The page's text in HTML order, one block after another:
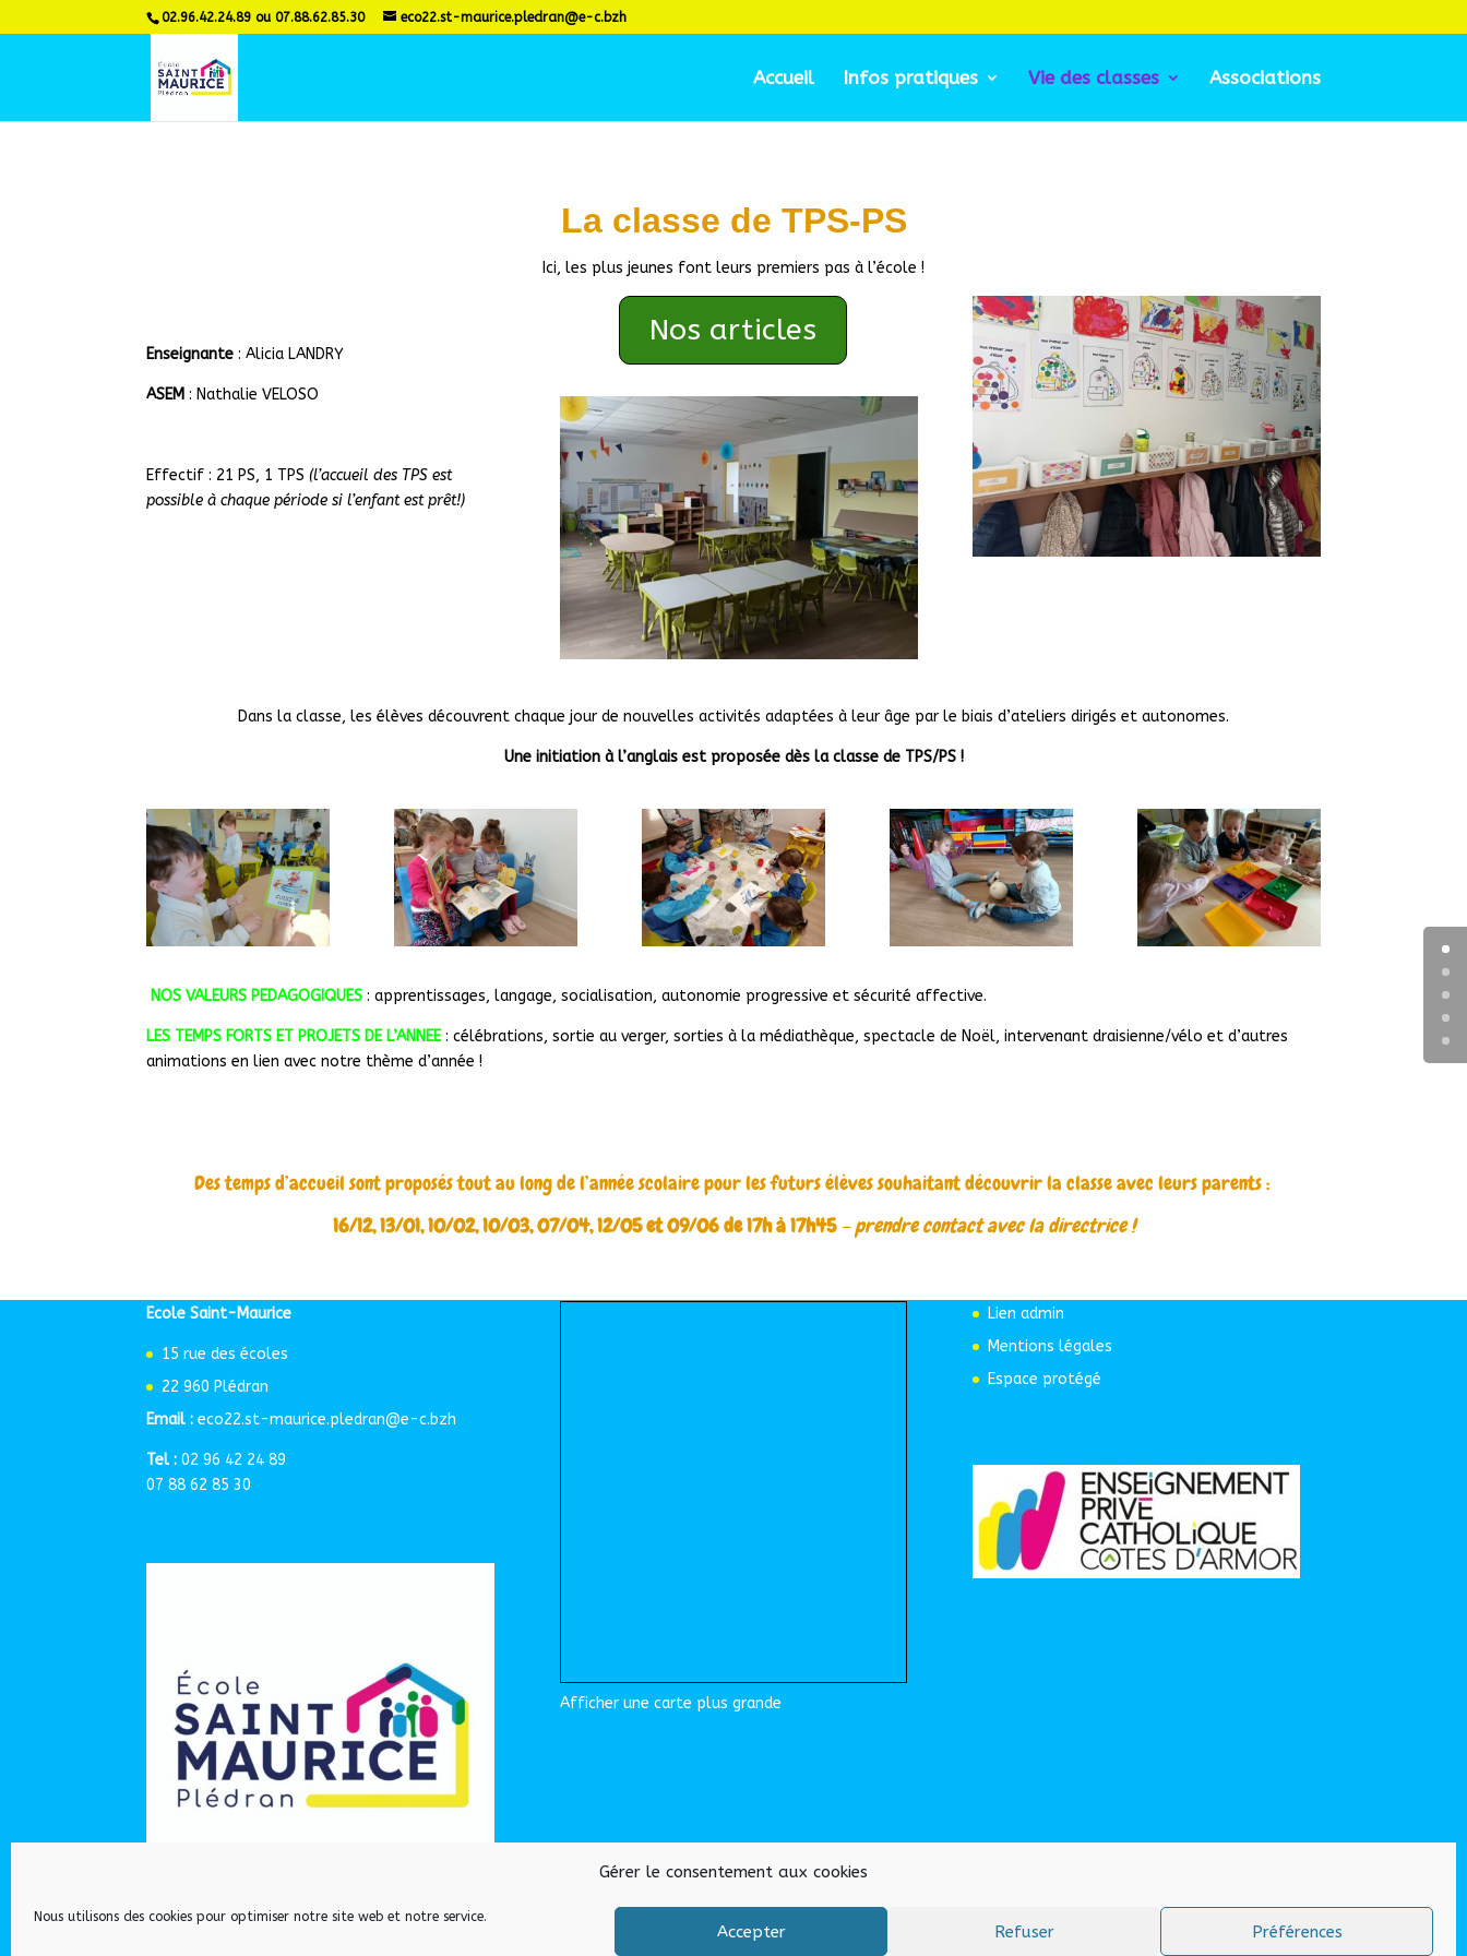
Gérer le consentement aux cookies
Nous utilisons des cookies pour optimiser notre site web et notre service.
Accepter Refuser Préférences
02.96.42.24.89 ou 07.88.62.85.30 eco22.st-maurice.pledran@e-c.bzh
Accueil Infos pratiques Vie des classes Associations
La classe de TPS-PS
Ici, les plus jeunes font leurs premiers pas à l’école !
Enseignante : Alicia LANDRY
ASEM : Nathalie VELOSO
Effectif : 21 PS, 1 TPS(l’accueil des TPS est
possible à chaque période si l’enfant est prêt!)
Nos articles
Dans la classe, les élèves découvrent chaque jour de nouvelles activités adaptées à leur âge par le biais d’ateliers dirigés et autonomes.
Une initiation à l’anglais est proposée dès la classe de TPS/PS !
NOS VALEURS PEDAGOGIQUES : apprentissages, langage, socialisation, autonomie progressive et sécurité affective.
LES TEMPS FORTS ET PROJETS DE L’ANNEE: célébrations, sortie au verger, sorties à la médiathèque, spectacle de Noël, intervenant draisienne/vélo et d’autres
animations en lien avec notre thème d’année !
Des temps d’accueil sont proposés tout au long de l’année scolaire pour les futurs élèves souhaitant découvrir la classe avec leurs parents :
16/12, 13/01, 10/02, 10/03, 07/04, 12/05 et 09/06 de 17h à 17h45– prendre contact avec la directrice !
Ecole Saint-Maurice
15 rue des écoles
22 960 Plédran
Email : eco22.st-maurice.pledran@e-c.bzh
Tel : 02 96 42 24 89
07 88 62 85 30
Afficher une carte plus grande
Lien admin
Mentions légales
Espace protégé